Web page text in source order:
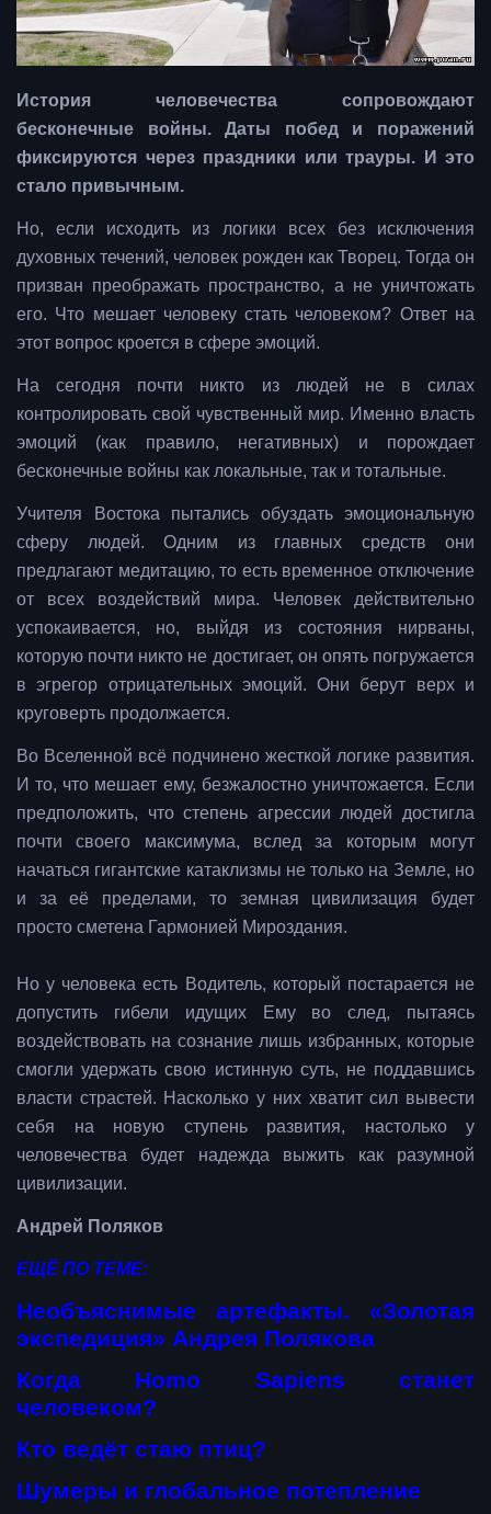
История человечества сопровождают
бесконечные войны. Даты побед и поражений
фиксируются через праздники или трауры. И это
стало привычным.
Но, если исходить из логики всех без исключения
духовных течений, человек рожден как Творец. Тогда он
призван преображать пространство, а не уничтожать
его. Что мешает человеку стать человеком? Ответ на
этот вопрос кроется в сфере эмоций.
На сегодня почти никто из людей не в силах
контролировать свой чувственный мир. Именно власть
эмоций (как правило, негативных) и порождает
бесконечные войны как локальные, так и тотальные.
Учителя Востока пытались обуздать эмоциональную
сферу людей. Одним из главных средств они
предлагают медитацию, то есть временное отключение
от всех воздействий мира. Человек действительно
успокаивается, но, выйдя из состояния нирваны,
которую почти никто не достигает, он опять погружается
в эгрегор отрицательных эмоций. Они берут верх и
круговерть продолжается.
Во Вселенной всё подчинено жесткой логике развития.
И то, что мешает ему, безжалостно уничтожается. Если
предположить, что степень агрессии людей достигла
почти своего максимума, вслед за которым могут
начаться гигантские катаклизмы не только на Земле, но
и за её пределами, то земная цивилизация будет
просто сметена Гармонией Мироздания.
Но у человека есть Водитель, который постарается не
допустить гибели идущих Ему во след, пытаясь
воздействовать на сознание лишь избранных, которые
смогли удержать свою истинную суть, не поддавшись
власти страстей. Насколько у них хватит сил вывести
себя на новую ступень развития, настолько у
человечества будет надежда выжить как разумной
цивилизации.
Андрей Поляков
ЕЩЁ ПО ТЕМЕ:
Необъяснимые артефакты. «Золотая
экспедиция» Андрея Полякова
Когда Homo Sapiens станет
человеком?
Кто ведёт стаю птиц?
Шумеры и глобальное потепление